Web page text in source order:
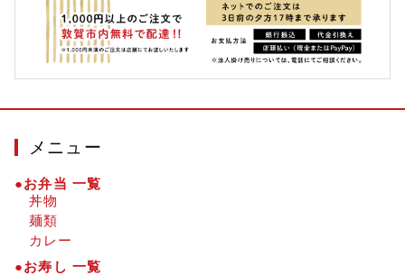
メニュー
●お弁当 一覧
丼物
麺類
カレー
●お寿し 一覧